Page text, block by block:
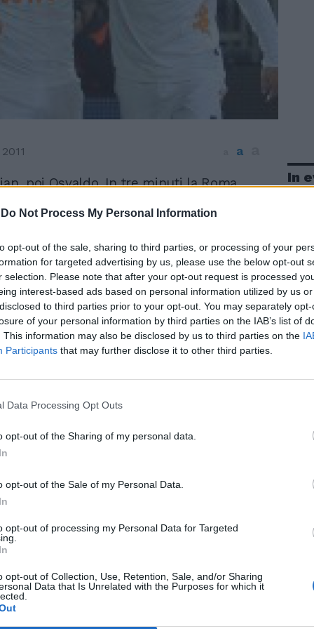
Do Not Process My Personal Information
opt-out of the sale, sharing to third parties, or processing of your
for targeted advertising by us, please use the below opt-out
selection. Please note that after your opt-out request is processed
interest-based ads based on personal information utilized by us
to third parties prior to your opt-out. You may separately
of your personal information by third parties on the IAB’s list of
This information may also be disclosed by us to third parties on the
Participants that may further disclose it to other third parties.
Data Processing Opt Outs
opt-out of the Sharing of my personal data.
opt-out of the Sale of my Personal Data.
opt-out of processing my Personal Data for Targeted
opt-out of Collection, Use, Retention, Sale, and/or Sharing
Data that Is Unrelated with the Purposes for which it
a
poi Osvaldo. In tre minuti la Roma
reduci da due ko consecutivi,
in gol al 73' e al 76'. Buona la
della squadra di Luis Enrique con Gago,
(decisivo il suo ingresso a metà
Ben anche Stekelenburg, miracoloso
tra i migliori in un Novara
ma poco pericoloso. La pioggia non dà
sintetico del «Piola» fa un figurone.
non vince dallo scorso 20 settembre (3-1
Mazzarani alle spalle della coppia
Rosi e Taddei terzini, Cassetti
River prova ad accendere la gara con
dei suoi, ma il sinistro è largo. Cassetti in
Rosi che ha corsa e voglia e sulla sinistra
provando anche il tiro. Nel Novara
un gran movimento, mentre Meggiorini
con un bel contropiede. Nel finale
testa largo di Centurioni e un tiro-cross
fa venire i brividi a Fontana. Nella
accelera, dalla distanza ci prova
lascia il posto a Bojan per una squadra
L'ex Barca si fa subito vedere con
In
Trump, Meloni e la strategia